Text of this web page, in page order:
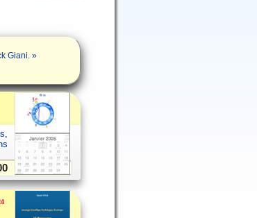
Giani. »